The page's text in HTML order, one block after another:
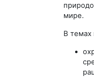
мире.
В темах